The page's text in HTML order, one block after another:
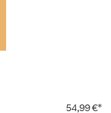
54,99 €*